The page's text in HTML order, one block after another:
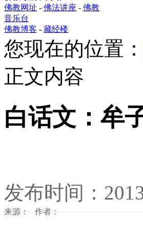
佛教网址 - 佛法讲座 - 佛教
音乐台
佛教博客 - 藏经楼
您现在的位置：
正文内容
白话文：牟
发布时间：
来源： 作者：